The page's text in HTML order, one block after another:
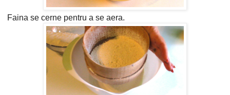
Faina se cerne pentru a se aera.